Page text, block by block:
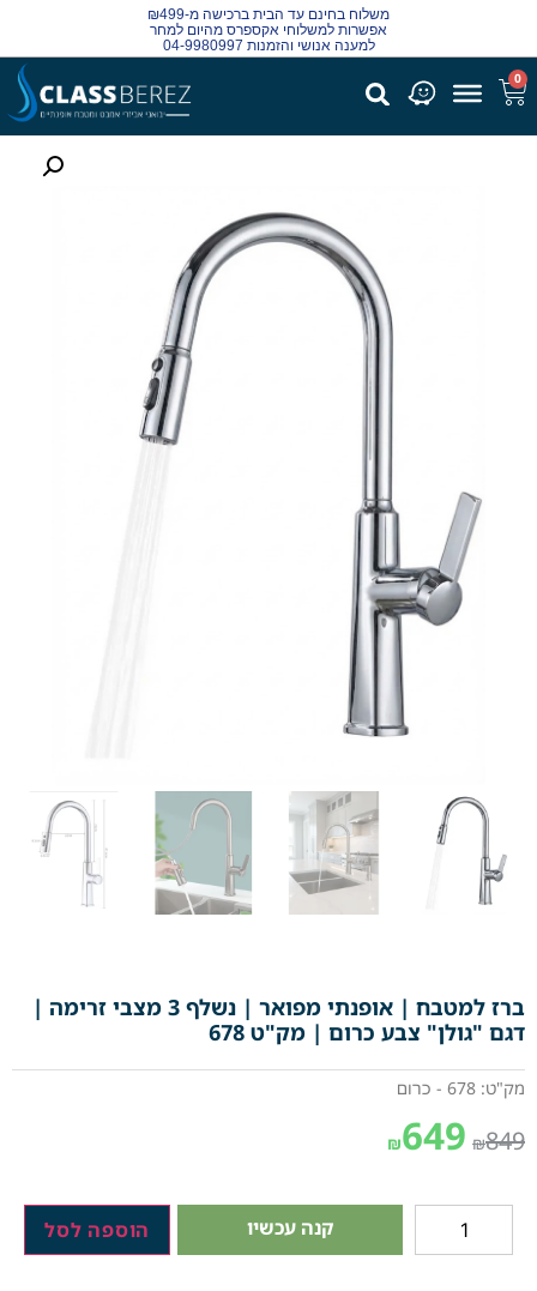
משלוח בחינם עד הבית ברכישה מ-₪499
אפשרות למשלוחי אקספרס מהיום למחר
למענה אנושי והזמנות 04-9980997
0
ברז למטבח | אופנתי מפואר | נשלף 3 מצבי זרימה |
דגם "גולן" צבע כרום | מק"ט 678
מק"ט: 678 - כרום
₪849
₪649
קנה עכשיו הוספה לסל